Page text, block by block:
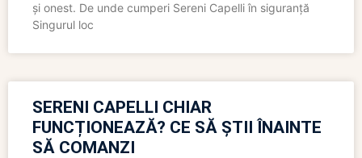
și onest. De unde cumperi Sereni Capelli în siguranță
Singurul loc
SERENI CAPELLI CHIAR
FUNCȚIONEAZĂ? CE SĂ ȘTII ÎNAINTE
SĂ COMANZI